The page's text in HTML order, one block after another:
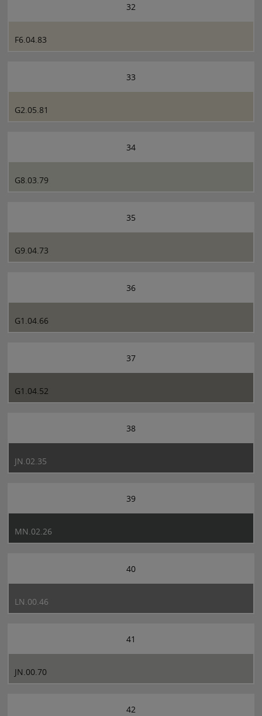
32
F6.04.83
33
G2.05.81
34
G8.03.79
35
G9.04.73
36
G1.04.66
37
G1.04.52
38
JN.02.35
39
MN.02.26
40
LN.00.46
41
JN.00.70
42